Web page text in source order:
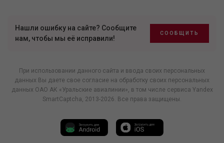
Нашли ошибку на сайте? Сообщите
нам, чтобы мы её исправили!
СООБЩИТЬ
При использовании данного сайта и ввода своих персональных
данных Вы даете свое согласие на обработку своих персональных
данных ОАО АК «Уральские авиалинии», в том числе сервиса Yandex
SmartCaptcha, 2013-2026. Все права защищены.